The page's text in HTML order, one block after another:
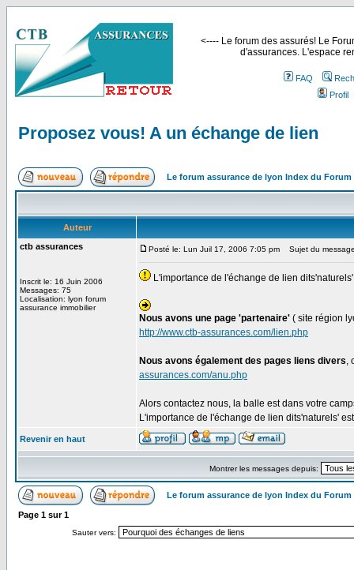
<---- Le forum des assurés! Le
d'assurances. L'espace
FAQ
Profil
Proposez vous! A un échange de lien
Le forum assurance de lyon Index du Forum
Auteur
ctb assurances
Inscrit le: 16 Juin 2006
Messages: 75
Localisation: lyon forum
assurance immobilier
Posté le: Lun Juil 17, 2006 7:05 pm Sujet du
L'importance de l'échange de lien
Nous avons une page 'partenaire' ( site région
http://www.ctb-assurances.com/lien.php
Nous avons également des pages liens divers,
assurances.com/anu.php
Alors contactez nous, la balle est dans votre
L'importance de l'échange de lien dits'naturels'
Revenir en haut
Montrer les messages depuis:
Le forum assurance de lyon Index du Forum
Page 1 sur1
Sauter vers: